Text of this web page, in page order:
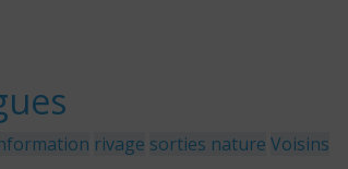
rivage sorties nature Voisins